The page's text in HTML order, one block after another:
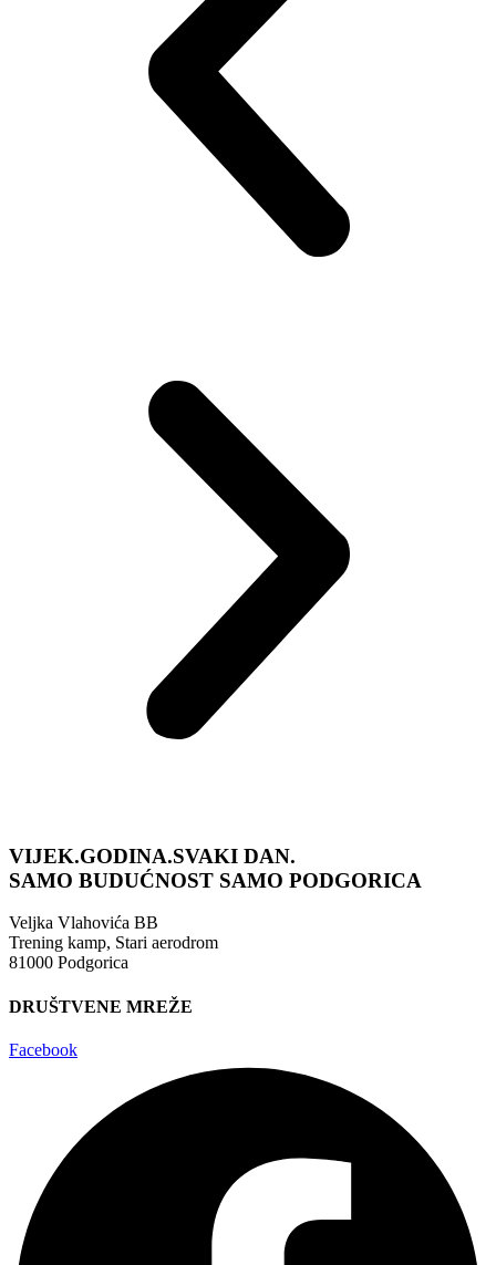
VIJEK.GODINA.SVAKI DAN.
SAMO BUDUĆNOST SAMO PODGORICA
Veljka Vlahovića BB
Trening kamp, Stari aerodrom
81000 Podgorica
DRUŠTVENE MREŽE
Facebook